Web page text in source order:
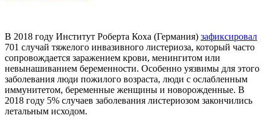
В 2018 году Институт Роберта Коха (Германия) зафиксировал
701 случай тяжелого инвазивного листериоза, который часто
сопровождается заражением крови, менингитом или
невынашиванием беременности. Особенно уязвимы для этого
заболевания люди пожилого возраста, люди с ослабленным
иммунитетом, беременные женщины и новорожденные. В
2018 году 5% случаев заболевания листериозом закончились
летальным исходом.